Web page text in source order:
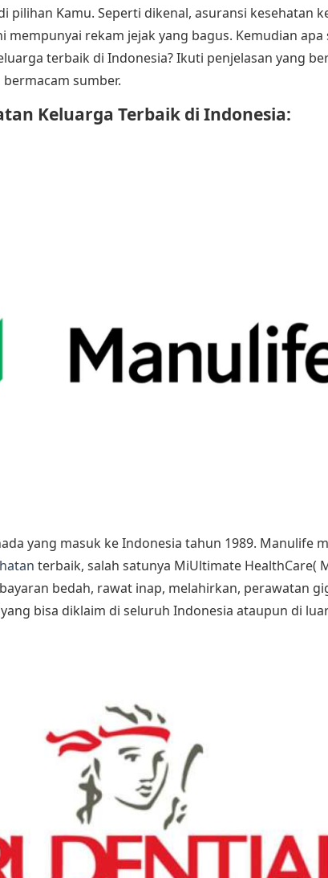
pilihan Kamu. Seperti dikenal, asuransi kesehatan
mempunyai rekam jejak yang bagus. Kemudian apa
terbaik di Indonesia? Ikuti penjelasan yang
sumber.
Keluarga Terbaik di Indonesia:
yang masuk ke Indonesia tahun 1989. Manulife
terbaik, salah satunya MiUltimate HealthCare(
bedah, rawat inap, melahirkan, perawatan
bisa diklaim di seluruh Indonesia ataupun di